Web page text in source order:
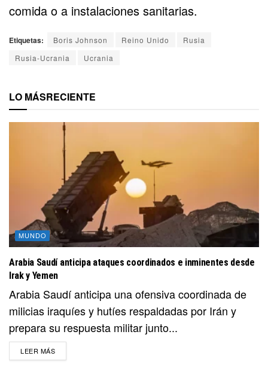
comida o a instalaciones sanitarias.
Etiquetas: Boris Johnson Reino Unido
Rusia
Rusia-Ucrania
Ucrania
LO MÁSRECIENTE
MUNDO
Arabia Saudí anticipa ataques coordinados e inminentes desde
Irak y Yemen
Arabia Saudí anticipa una ofensiva coordinada de
milicias iraquíes y hutíes respaldadas por Irán y
prepara su respuesta militar junto...
LEER MÁSDETAILS